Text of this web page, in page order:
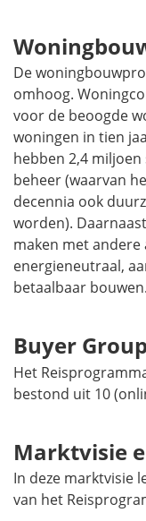
De
omhoog.
voor de beoogde
woningen in tien
hebben 2,4
beheer (waarvan
decennia ook
worden).
maken met andere
energieneutraal,
betaalbaar bouwen.
Buyer Group
Het
bestond uit 10
Marktvisie
In deze marktvisie
van het